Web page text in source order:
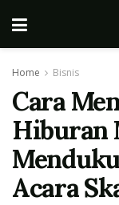
Home Bisnis
Cara
Hiburan
Acara